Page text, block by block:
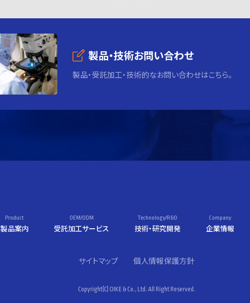
製品・技術お問い合わせ
製品・受託加工・技術的なお問い合わせはこちら。
Product
製品案内
OEM/ODM
受託加工サービス
Technology/R&D
技術・研究開発
Company
企業情報
サイトマップ 個人情報保護方針
Copyright(C) OIKE & Co., Ltd. All Right Reserved.